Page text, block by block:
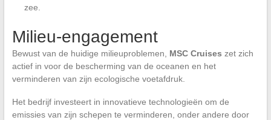
zee.
Milieu-engagement
Bewust van de huidige milieuproblemen, MSC Cruises zet zich
actief in voor de bescherming van de oceanen en het
verminderen van zijn ecologische voetafdruk.
Het bedrijf investeert in innovatieve technologieën om de
emissies van zijn schepen te verminderen, onder andere door